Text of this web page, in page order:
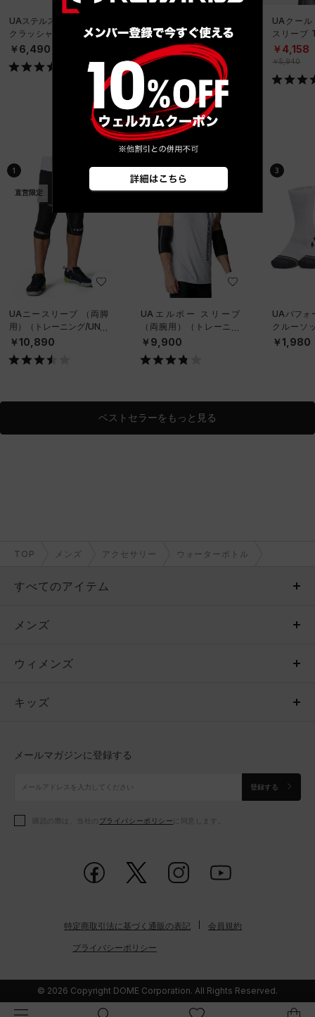
UAステルスフォーム アン
クラッシャブル キャップ
（ライフスタイル/UNISE
￥6,490
6インチ ノベルティ アン
ダーウェア（トレーニン
グ/MEN）
￥2,970
UAクール
スリーブ
ーニング/
￥4,158
￥5,940
ベストセラー
1
直営限定
UAニースリーブ （両脚
用）（トレーニング/UNIS
EX）
￥10,890
直営限定
UAエルボー スリーブ
（両腕用）（トレーニン
グ/UNISEX）
￥9,900
3
UAパフォ
クルーソ
ット）（
NISEX）
￥1,980
ベストセラーをもっと見る
TOP メンズ アクセサリー ウォーターボトル
すべてのアイテム
メンズ
ウィメンズ
キッズ
アクセサリー
メンズ
トップス
ボトムス
アクセサリー
ウィメンズ
トップス
シューズ
アクセサリー
キッズ
シューズ
メールマガジンに登録する
登録する
購読の際は、当社の プライバシーポリシー に同意します。
特定商取引法に基づく通販の表記 会員規約
プライバシーポリシー
© 2026 Copyright DOME Corporation. All Rights Reserved.